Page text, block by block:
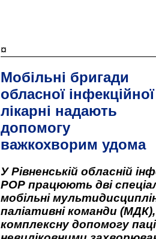
¤
Мобільні бригади
обласної інфекційної
лікарні надають
допомогу
важкохворим удома
У Рівненській обласній
РОР працюють дві
мобільні
паліативні команди
комплексну допомогу